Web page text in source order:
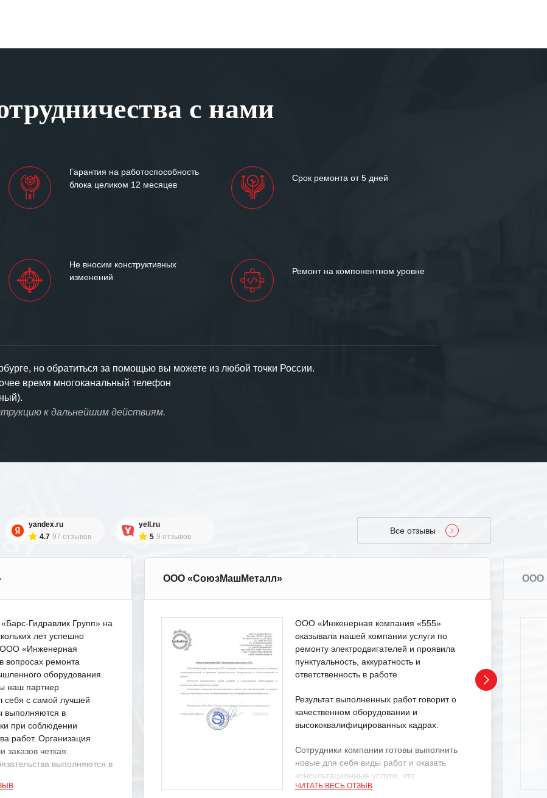
с нами
Гарантия на работоспособность
блока целиком 12 месяцев
Срок ремонта от 5 дней
Не вносим конструктивных
изменений
Ремонт на компонентном уровне
но обратиться за помощью вы можете из любой точки России.
время многоканальный телефон
к дальнейшим действиям.
yandex.ru
4.7 97 отзывов
yell.ru
5 9 отзывов
Все отзывы
Гидравлик Групп» на
лет успешно
ООО «Инженерная
вопросах ремонта
оборудования.
наш партнер
себя с самой лучшей
выполняются в
при соблюдении
работ. Организация
четкая.
выполняются в
ООО «СоюзМашМеталл»
ООО «Инженерная компания «555»
оказывала нашей компании услуги по
ремонту электродвигателей и проявила
пунктуальность, аккуратность и
ответственность в работе.
Результат выполненных работ говорит о
качественном оборудовании и
высококвалифицированных кадрах.
Сотрудники компании готовы выполнить
новые для себя виды работ и оказать
консультационные услуги, что
характеризует их как профессионалов
ЧИТАТЬ ВЕСЬ ОТЗЫВ
ООО